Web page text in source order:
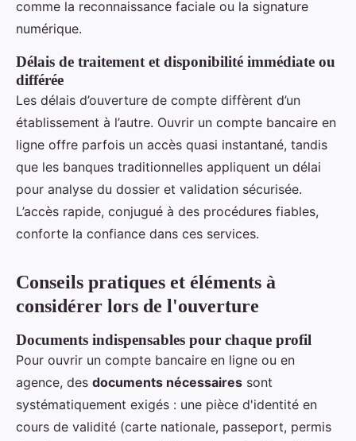
comme la reconnaissance faciale ou la signature
numérique.
Délais de traitement et disponibilité immédiate ou
différée
Les délais d’ouverture de compte diffèrent d’un
établissement à l’autre. Ouvrir un compte bancaire en
ligne offre parfois un accès quasi instantané, tandis
que les banques traditionnelles appliquent un délai
pour analyse du dossier et validation sécurisée.
L’accès rapide, conjugué à des procédures fiables,
conforte la confiance dans ces services.
Conseils pratiques et éléments à
considérer lors de l'ouverture
Documents indispensables pour chaque profil
Pour ouvrir un compte bancaire en ligne ou en
agence, des documents nécessaires sont
systématiquement exigés : une pièce d'identité en
cours de validité (carte nationale, passeport, permis